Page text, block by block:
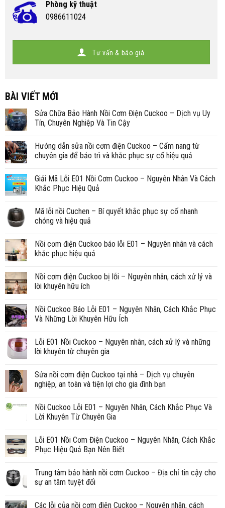
Phòng kỹ thuật
0986611024
Tư vấn & báo giá
BÀI VIẾT MỚI
Sửa Chữa Bảo Hành Nồi Cơm Điện Cuckoo – Dịch vụ Uy
Tín, Chuyên Nghiệp Và Tin Cậy
Hướng dẫn sửa nồi cơm điện Cuckoo – Cẩm nang từ
chuyên gia để bảo trì và khắc phục sự cố hiệu quả
Giải Mã Lỗi E01 Nồi Cơm Cuckoo – Nguyên Nhân Và Cách
Khắc Phục Hiệu Quả
Mã lỗi nồi Cuchen – Bí quyết khắc phục sự cố nhanh
chóng và hiệu quả
Nồi cơm điện Cuckoo báo lỗi E01 – Nguyên nhân và cách
khắc phục hiệu quả
Nồi cơm điện Cuckoo bị lỗi – Nguyên nhân, cách xử lý và
lời khuyên hữu ích
Nồi Cuckoo Báo Lỗi E01 – Nguyên Nhân, Cách Khắc Phục
Và Những Lời Khuyên Hữu Ích
Lỗi E01 Nồi Cuckoo – Nguyên nhân, cách xử lý và những
lời khuyên từ chuyên gia
Sửa nồi cơm điện Cuckoo tại nhà – Dịch vụ chuyên
nghiệp, an toàn và tiện lợi cho gia đình bạn
Nồi Cuckoo Lỗi E01 – Nguyên Nhân, Cách Khắc Phục Và
Lời Khuyên Từ Chuyên Gia
Lỗi E01 Nồi Cơm Điện Cuckoo – Nguyên Nhân, Cách Khắc
Phục Hiệu Quả Bạn Nên Biết
Trung tâm bảo hành nồi cơm Cuckoo – Địa chỉ tin cậy cho
sự an tâm tuyệt đối
Các lỗi của nồi cơm điện Cuckoo – Nguyên nhân, cách